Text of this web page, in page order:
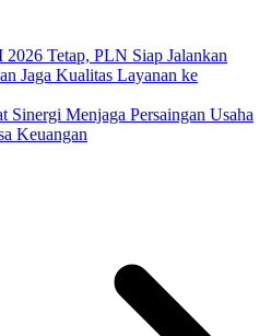
Tetap, PLN Siap Jalankan
Jaga Kualitas Layanan ke
Menjaga Persaingan Usaha
Keuangan